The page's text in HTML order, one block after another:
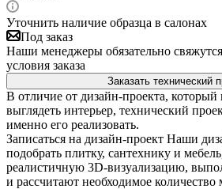
Уточнить наличие образца в салонах
Под заказ
Наши менеджеры обязательно
условия заказа
Заказать технический
В отличие от дизайн-проекта, который
выглядеть интерьер, технический
именно его реализовать.
Записаться на дизайн-проект Наши
подобрать плитку, сантехнику и
реалистичную 3D-визуализацию,
и рассчитают необходимое количество